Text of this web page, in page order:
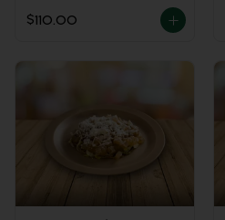
$110.00